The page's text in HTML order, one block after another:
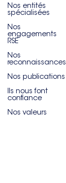
Nos entités
spécialisées
Nos
engagements
RSE
Nos
reconnaissances
Nos publications
Ils nous font
confiance
Nos valeurs